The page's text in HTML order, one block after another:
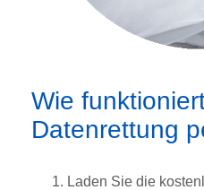
Wie
Datenrettung
Laden Sie die